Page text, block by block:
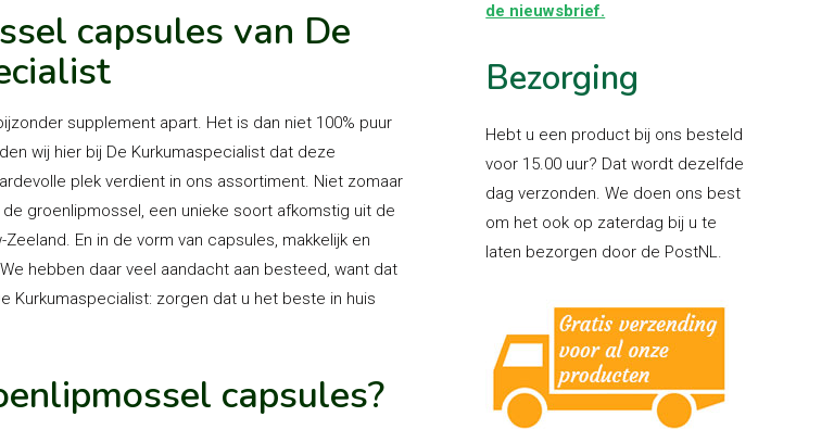
capsules van De
supplement apart. Het is dan niet 100% puur
wij hier bij De Kurkumaspecialist dat deze
plek verdient in ons assortiment. Niet zomaar
groenlipmossel, een unieke soort afkomstig uit de
En in de vorm van capsules, makkelijk en
hebben daar veel aandacht aan besteed, want dat
Kurkumaspecialist: zorgen dat u het beste in huis
capsules?
de nieuwsbrief.
Bezorging
Hebt u een product bij ons besteld
voor 15.00 uur? Dat wordt dezelfde
dag verzonden. We doen ons best
om het ook op zaterdag bij u te
laten bezorgen door de PostNL.